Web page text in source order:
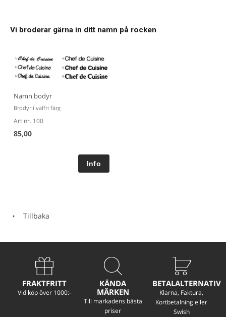
Vi broderar gärna in ditt namn på rocken
Namn bodyr
Brodyr i valfri färg
Art nr. 100
85,00
Tillbaka
FRAKTFRITT
Vid köp över 1000:-
KÄNDA
MÄRKEN
Till markadens bästa
priser
BETALALTERNATIV
Klarna, Faktura,
Kortbetalning eller
Swish